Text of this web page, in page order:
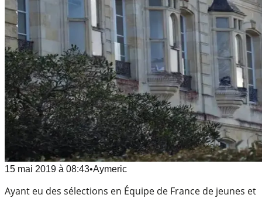
15 mai 2019 à 08:43•Aymeric
Ayant eu des sélections en Équipe de France de jeunes et